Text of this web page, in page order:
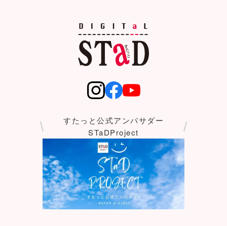
すたっと公式アンバサダー
STaDProject